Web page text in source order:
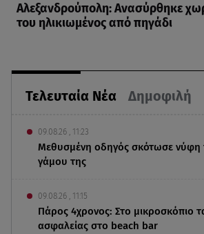
Τελευταία Νέα Δημοφιλή
09.08.26 , 11:23
Μεθυσμένη οδηγός σκότωσε νύφη
γάμου της
09.08.26 , 11:15
Πάρος 4χρονος: Στο μικροσκόπιο
ασφαλείας στο beach bar
Αλεξανδρούπολη: Ανασύρθηκε
του ηλικιωμένος από πηγάδι